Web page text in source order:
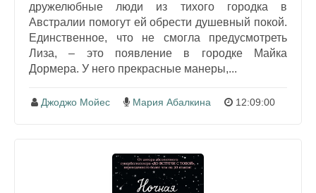
дружелюбные люди из тихого городка в
Австралии помогут ей обрести душевный покой.
Единственное, что не смогла предусмотреть
Лиза, – это появление в городке Майка
Дормера. У него прекрасные манеры,...
Джоджо Мойес Мария Абалкина 12:09:00